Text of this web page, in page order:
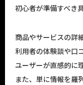
初心者が準備すべき
商品やサービスの詳
利用者の体験談や口
ユーザーが直感的に
また、単に情報を羅